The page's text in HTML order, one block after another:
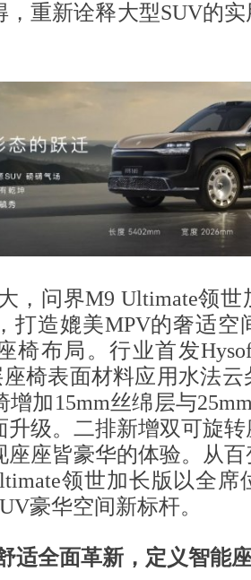
，重新诠释大型SUV的
问界M9 Ultimate领世
打造媲美MPV的奢适空
椅布局。行业首发
椅表面材料应用水法
增加15mm丝绵层与
升级。二排新增双可旋
座座皆豪华的体验。从
领世加长版以全席
豪华空间新标杆。
适全面革新，定义智能